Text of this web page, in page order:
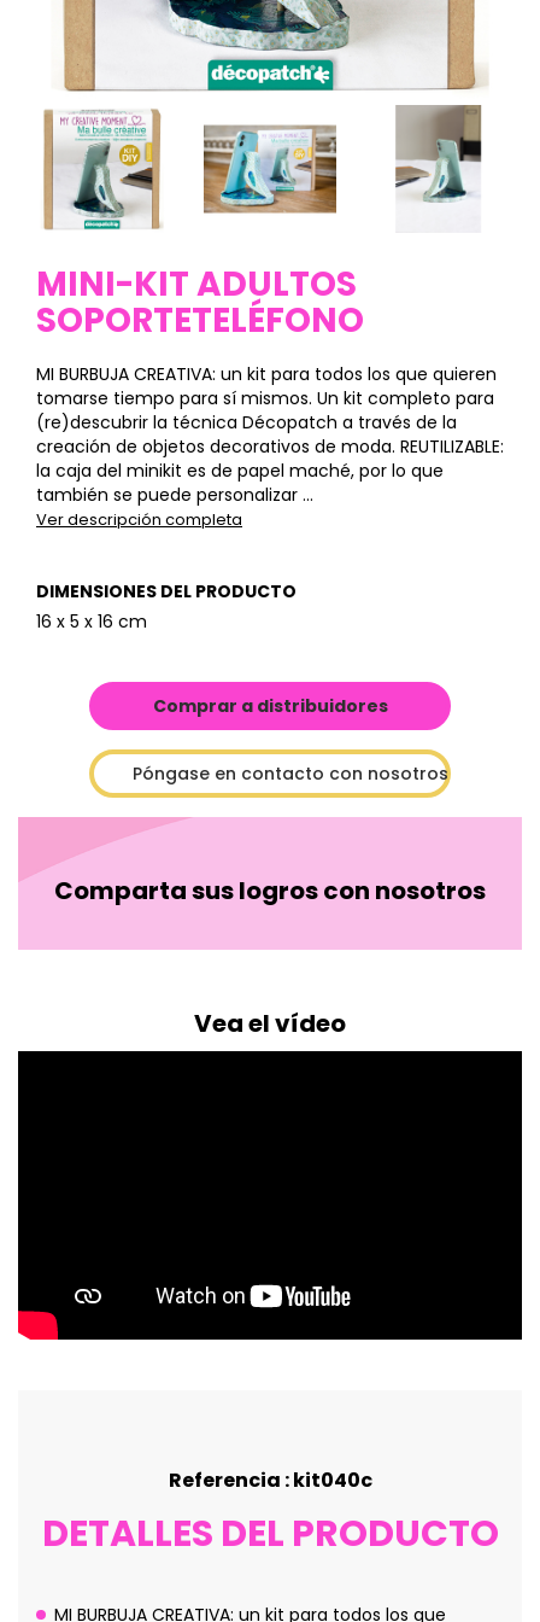
MINI-KIT ADULTOS
SOPORTETELÉFONO
MI BURBUJA CREATIVA: un kit para todos los que quieren
tomarse tiempo para sí mismos. Un kit completo para
(re)descubrir la técnica Décopatch a través de la
creación de objetos decorativos de moda. REUTILIZABLE:
la caja del minikit es de papel maché, por lo que
también se puede personalizar ...
Ver descripción completa
DIMENSIONES DEL PRODUCTO
16 x 5 x 16 cm
Comprar a distribuidores
Póngase en contacto con nosotros
Comparta sus logros con nosotros
Vea el vídeo
Referencia : kit040c
DETALLES DEL PRODUCTO
MI BURBUJA CREATIVA: un kit para todos los que